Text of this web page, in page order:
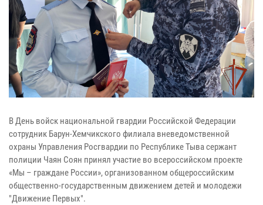
В День войск национальной гвардии Российской Федерации
сотрудник Барун-Хемчикского филиала вневедомственной
охраны Управления Росгвардии по Республике Тыва сержант
полиции Чаян Соян принял участие во всероссийском проекте
«Мы – граждане России», организованном общероссийским
общественно-государственным движением детей и молодежи
"Движение Первых".